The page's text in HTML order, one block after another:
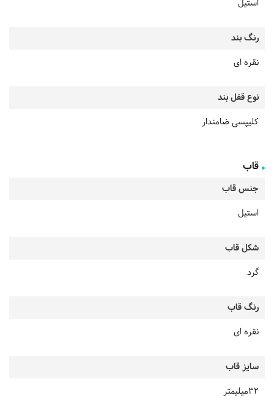
استیل
رنگ بند
نقره ای
نوع قفل بند
کلیپسی ضامندار
قاب
جنس قاب
استیل
شکل قاب
گرد
رنگ قاب
نقره ای
سایز قاب
32میلیمتر